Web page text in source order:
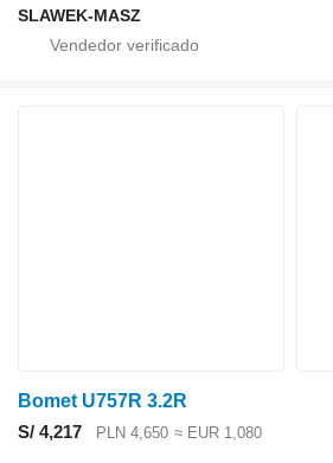
SLAWEK-MASZ
Bomet U757R 3.2R
S/ 4,217
PLN 4,650 ≈ EUR 1,080